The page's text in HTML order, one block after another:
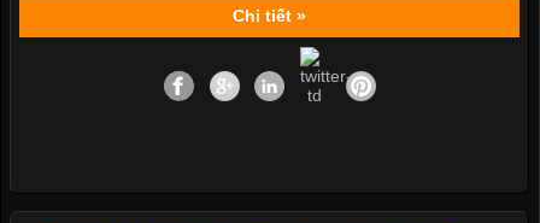
Chi tiết »